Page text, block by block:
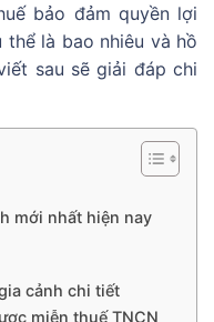
bảo đảm quyền lợi
là bao nhiêu và hồ
sau sẽ giải đáp chi
mới nhất hiện nay
cảnh chi tiết
miễn thuế TNCN